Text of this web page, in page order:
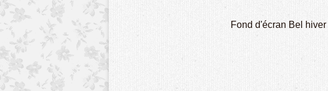
Fond d'écran Bel